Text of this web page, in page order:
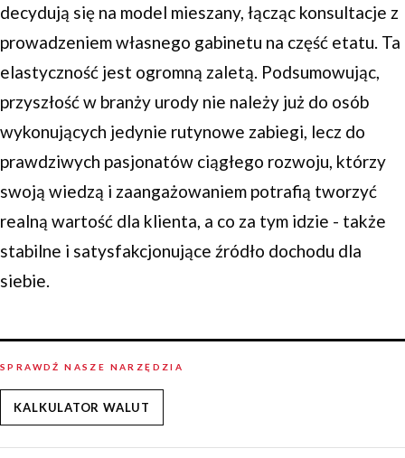
decydują się na model mieszany, łącząc konsultacje z
prowadzeniem własnego gabinetu na część etatu. Ta
elastyczność jest ogromną zaletą. Podsumowując,
przyszłość w branży urody nie należy już do osób
wykonujących jedynie rutynowe zabiegi, lecz do
prawdziwych pasjonatów ciągłego rozwoju, którzy
swoją wiedzą i zaangażowaniem potrafią tworzyć
realną wartość dla klienta, a co za tym idzie - także
stabilne i satysfakcjonujące źródło dochodu dla
siebie.
SPRAWDŹ NASZE NARZĘDZIA
KALKULATOR WALUT